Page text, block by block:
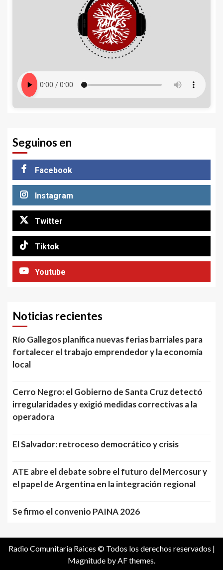
Seguinos en
Facebook
Instagram
Twitter
Tiktok
Youtube
Noticias recientes
Río Gallegos planifica nuevas ferias barriales para
fortalecer el trabajo emprendedor y la economía
local
Cerro Negro: el Gobierno de Santa Cruz detectó
irregularidades y exigió medidas correctivas a la
operadora
El Salvador: retroceso democrático y crisis
ATE abre el debate sobre el futuro del Mercosur y
el papel de Argentina en la integración regional
Se firmo el convenio PAINA 2026
Radio Comunitaria Raices © Todos los derechos reservados |
Magnitude by AF themes.